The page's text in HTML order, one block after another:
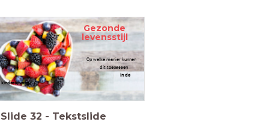
Gezonde
levensstijl
Op welke manier kunnen
we dit toepassen
in de
kinderopvang?
Slide 32 - Tekstslide